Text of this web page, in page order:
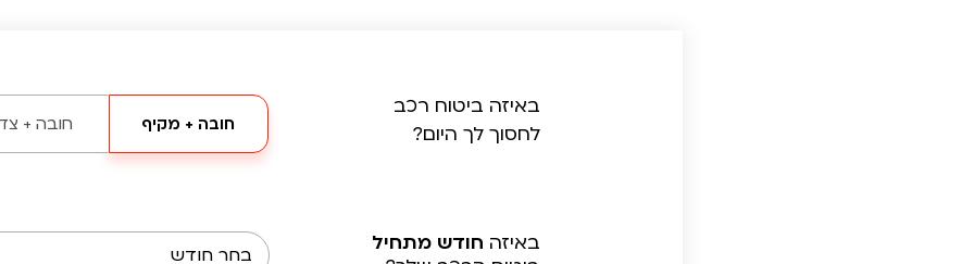
באיזה ביטוח רכב
לחסוך לך היום?
חובה + מקיף חובה +
באיזה חודש מתחיל